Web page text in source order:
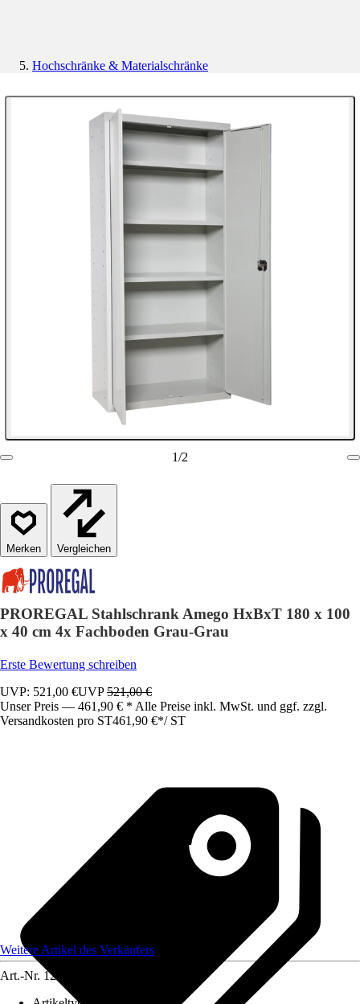
Hochschränke & Materialschränke
1/2
Vergleichen
PROREGAL Stahlschrank Amego HxBxT 180 x 100
x 40 cm 4x Fachboden Grau-Grau
Erste Bewertung schreiben
UVP: 521,00 €UVP521,00 €
Unser Preis — 461,90 € * Alle Preise inkl. MwSt. und ggf. zzgl.
Versandkosten pro ST461,90 €*/ ST
Weitere Artikel des Verkäufers
Art.-Nr. 12583392